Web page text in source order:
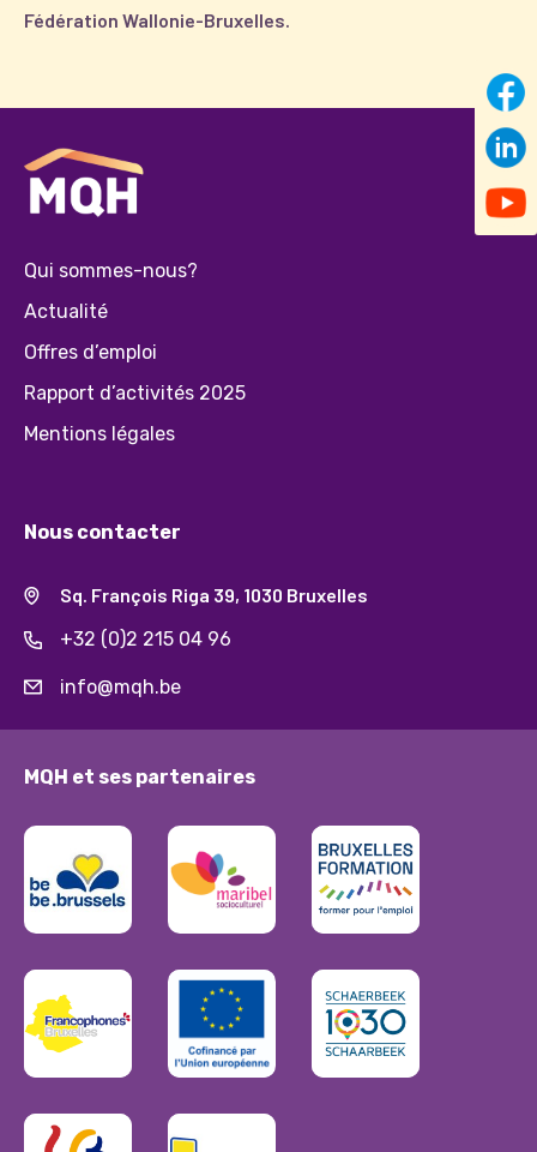
Fédération Wallonie-Bruxelles.
Qui sommes-nous?
Actualité
Offres d’emploi
Rapport d’activités 2025
Mentions légales
Nous contacter
Sq. François Riga 39, 1030 Bruxelles
+32 (0)2 215 04 96
info@mqh.be
MQH et ses partenaires